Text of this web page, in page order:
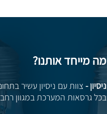
מה מייחד אותנו?
ניסיון -
בכל גרסאות המערכת במגוון